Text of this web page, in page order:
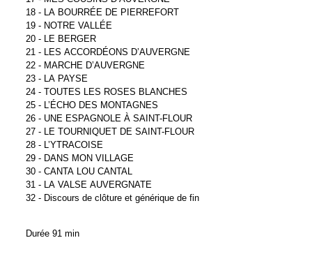
18 - LA BOURRÉE DE PIERREFORT
19 - NOTRE VALLÉE
20 - LE BERGER
21 - LES ACCORDÉONS D’AUVERGNE
22 - MARCHE D’AUVERGNE
23 - LA PAYSE
24 - TOUTES LES ROSES BLANCHES
25 - L’ÉCHO DES MONTAGNES
26 - UNE ESPAGNOLE À SAINT-FLOUR
27 - LE TOURNIQUET DE SAINT-FLOUR
28 - L’YTRACOISE
29 - DANS MON VILLAGE
30 - CANTA LOU CANTAL
31 - LA VALSE AUVERGNATE
32 - Discours de clôture et générique de fin
Durée 91 min